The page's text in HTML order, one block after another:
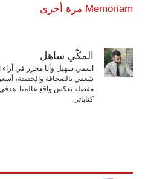
Memoriam مرة أخرى
المكّي ساهل
اسمي سهيل وأنا محرر في
شغفي بالصحافة والحقيقة، أسعى
مفصلة تعكس واقع عالمنا. هدفي
كتاباتي.